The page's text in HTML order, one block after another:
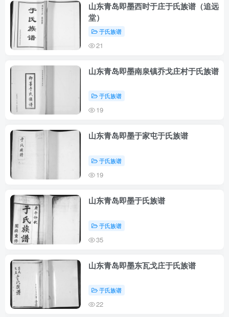
山东青岛即墨西时于庄于氏族谱（追远
堂）
于氏族谱
21
山东青岛即墨南泉镇乔戈庄村于氏族谱
于氏族谱
19
山东青岛即墨于家屯于氏族谱
于氏族谱
19
山东青岛即墨于氏族谱
于氏族谱
35
山东青岛即墨东瓦戈庄于氏族谱
于氏族谱
22